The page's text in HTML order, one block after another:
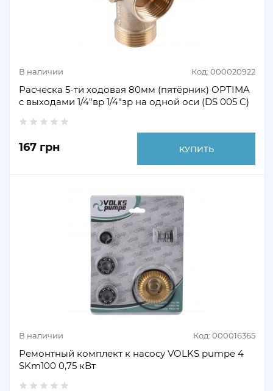
В наличии Код: 000020922
Расческа 5-ти ходовая 80мм (пятёрник) OPTIMA
с выходами 1/4″вр 1/4″зр на одной оси (DS 005 C)
167 грн КУПИТЬ
В наличии Код: 000016365
Ремонтный комплект к насосу VOLKS pumpe 4
SKm100 0,75 кВт